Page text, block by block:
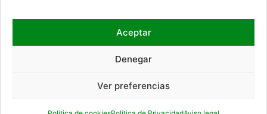
Aceptar
Denegar
Ver preferencias